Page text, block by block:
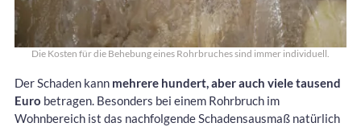
Die Kosten für die Behebung eines Rohrbruches sind immer individuell.
Der Schaden kann mehrere hundert, aber auch viele tausend
Euro betragen. Besonders bei einem Rohrbruch im
Wohnbereich ist das nachfolgende Schadensausmaß natürlich